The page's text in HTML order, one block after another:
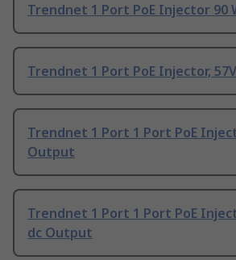
Trendnet 1 Port PoE Injector 90
Trendnet 1 Port PoE Injector,
Trendnet 1 Port 1 Port PoE
Output
Trendnet 1 Port 1 Port PoE
dc Output